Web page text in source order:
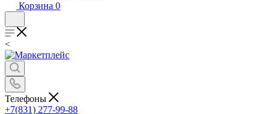
Корзина 0
<
Телефоны
+7(831) 277-99-88